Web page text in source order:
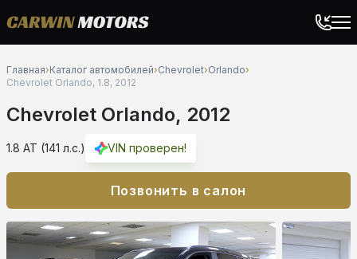
Главная›Каталог автомобилей›Chevrolet›Orlando›
Chevrolet Orlando, 1.8, 2012
Chevrolet Orlando, 2012
1.8 AT (141 л.с.) VIN проверен!
Позвонить в салон